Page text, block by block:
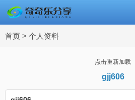
首页 > 个人资料
点击重新加载
gjj606